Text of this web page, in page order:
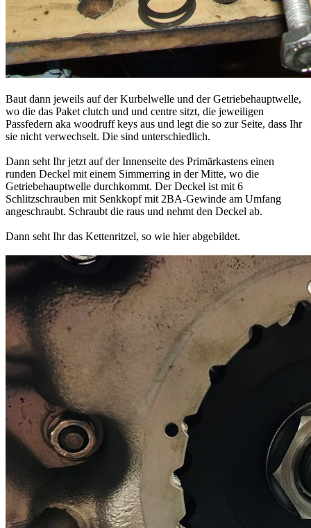
Baut dann jeweils auf der Kurbelwelle und der Getriebehauptwelle,
wo die das Paket clutch und und centre sitzt, die jeweiligen
Passfedern aka woodruff keys aus und legt die so zur Seite, dass Ihr
sie nicht verwechselt. Die sind unterschiedlich.
Dann seht Ihr jetzt auf der Innenseite des Primärkastens einen
runden Deckel mit einem Simmerring in der Mitte, wo die
Getriebehauptwelle durchkommt. Der Deckel ist mit 6
Schlitzschrauben mit Senkkopf mit 2BA-Gewinde am Umfang
angeschraubt. Schraubt die raus und nehmt den Deckel ab.
Dann seht Ihr das Kettenritzel, so wie hier abgebildet.